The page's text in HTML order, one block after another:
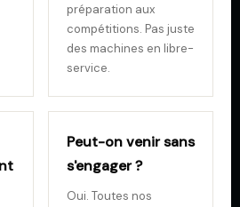
préparation aux
compétitions. Pas juste
des machines en libre-
service.
Peut-on venir sans
s'engager ?
Oui. Toutes nos